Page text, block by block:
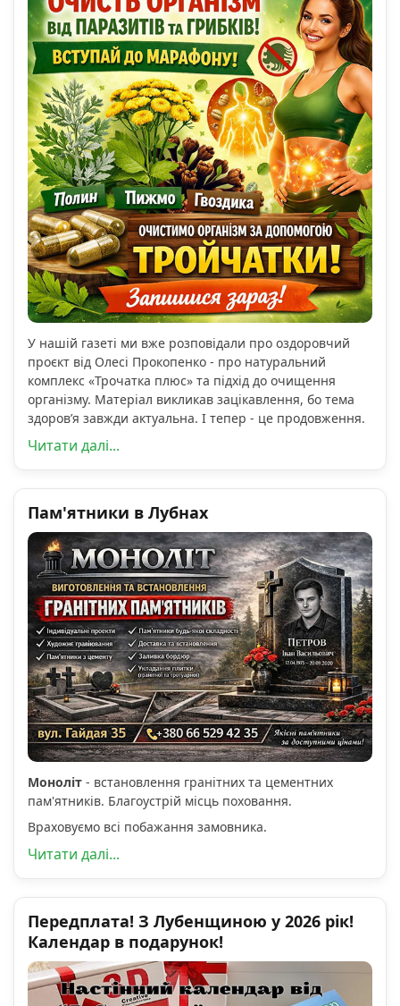
У нашій газеті ми вже розповідали про оздоровчий
проєкт від Олесі Прокопенко - про натуральний
комплекс «Трочатка плюс» та підхід до очищення
організму. Матеріал викликав зацікавлення, бо тема
здоров’я завжди актуальна. І тепер - це продовження.
Читати далі...
Пам'ятники в Лубнах
Моноліт - встановлення гранітних та цементних
пам'ятників. Благоустрій місць поховання.
Враховуємо всі побажання замовника.
Читати далі...
Передплата! З Лубенщиною у 2026 рік!
Календар в подарунок!